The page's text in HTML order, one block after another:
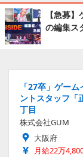
【急募
の編集ス
「27卒」ゲー
ントスタッフ「
丁目
株式会社GUM
大阪府
月給22万